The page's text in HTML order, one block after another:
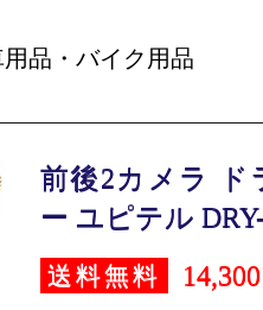
品・バイク用品
前後2カメラ ド
ー ユピテル
送料無料